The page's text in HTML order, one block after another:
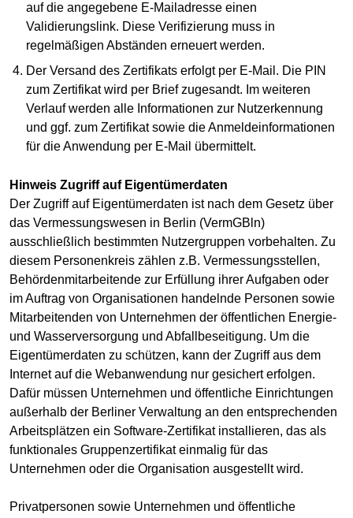
auf die angegebene E-Mailadresse einen
Validierungslink. Diese Verifizierung muss in
regelmäßigen Abständen erneuert werden.
Der Versand des Zertifikats erfolgt per E-Mail. Die PIN
zum Zertifikat wird per Brief zugesandt. Im weiteren
Verlauf werden alle Informationen zur Nutzerkennung
und ggf. zum Zertifikat sowie die Anmeldeinformationen
für die Anwendung per E-Mail übermittelt.
Hinweis Zugriff auf Eigentümerdaten
Der Zugriff auf Eigentümerdaten ist nach dem Gesetz über
das Vermessungswesen in Berlin (VermGBln)
ausschließlich bestimmten Nutzergruppen vorbehalten. Zu
diesem Personenkreis zählen z.B. Vermessungsstellen,
Behördenmitarbeitende zur Erfüllung ihrer Aufgaben oder
im Auftrag von Organisationen handelnde Personen sowie
Mitarbeitenden von Unternehmen der öffentlichen Energie-
und Wasserversorgung und Abfallbeseitigung. Um die
Eigentümerdaten zu schützen, kann der Zugriff aus dem
Internet auf die Webanwendung nur gesichert erfolgen.
Dafür müssen Unternehmen und öffentliche Einrichtungen
außerhalb der Berliner Verwaltung an den entsprechenden
Arbeitsplätzen ein Software-Zertifikat installieren, das als
funktionales Gruppenzertifikat einmalig für das
Unternehmen oder die Organisation ausgestellt wird.
Privatpersonen sowie Unternehmen und öffentliche